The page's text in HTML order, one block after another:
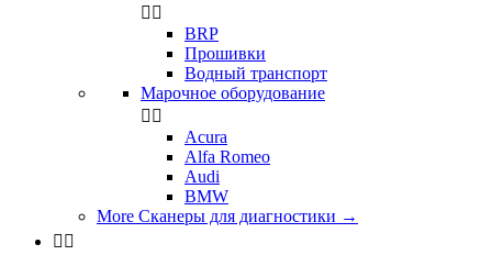
 
BRP
Прошивки
Водный транспорт
Марочное оборудование
 
Acura
Alfa Romeo
Audi
BMW
More Сканеры для диагностики →
 